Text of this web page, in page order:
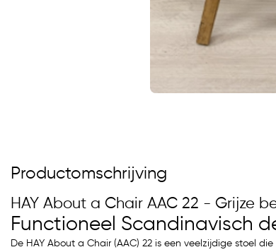
Productomschrijving
HAY About a Chair AAC 22 - Grijze
Functioneel Scandinavisch
De HAY About a Chair (AAC) 22 is een veelzijdige stoel